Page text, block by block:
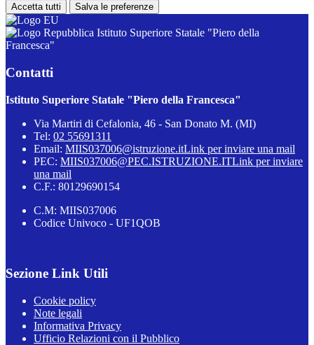
Accetta tutti Salva le preferenze
Istituto Superiore Statale "Piero della
Francesca"
Contatti
Istituto Superiore Statale "Piero della Francesca"
Via Martiri di Cefalonia, 46 - San Donato M. (MI)
Tel: 02 55691311
Email: MIIS037006@istruzione.itLink per inviare una mail
PEC: MIIS037006@PEC.ISTRUZIONE.ITLink per inviare
una mail
C.F.: 80129690154
C.M: MIIS037006
Codice Univoco - UF1QOB
Sezione Link Utili
Cookie policy
Note legali
Informativa Privacy
Ufficio Relazioni con il Pubblico